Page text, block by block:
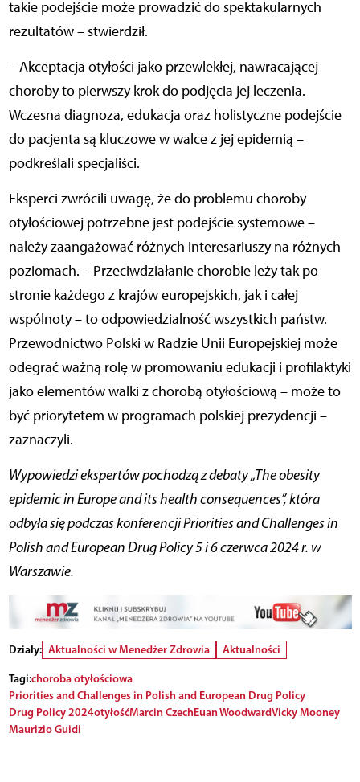
takie podejście może prowadzić do spektakularnych
rezultatów – stwierdził.
– Akceptacja otyłości jako przewlekłej, nawracającej
choroby to pierwszy krok do podjęcia jej leczenia.
Wczesna diagnoza, edukacja oraz holistyczne podejście
do pacjenta są kluczowe w walce z jej epidemią –
podkreślali specjaliści.
Eksperci zwrócili uwagę, że do problemu choroby
otyłościowej potrzebne jest podejście systemowe –
należy zaangażować różnych interesariuszy na różnych
poziomach. – Przeciwdziałanie chorobie leży tak po
stronie każdego z krajów europejskich, jak i całej
wspólnoty – to odpowiedzialność wszystkich państw.
Przewodnictwo Polski w Radzie Unii Europejskiej może
odegrać ważną rolę w promowaniu edukacji i profilaktyki
jako elementów walki z chorobą otyłościową – może to
być priorytetem w programach polskiej prezydencji –
zaznaczyli.
Wypowiedzi ekspertów pochodzą z debaty „The obesity
epidemic in Europe and its health consequences”, która
odbyła się podczas konferencji Priorities and Challenges in
Polish and European Drug Policy 5 i 6 czerwca 2024 r. w
Warszawie.
Działy: Aktualności w Menedżer Zdrowia
Aktualności
Tagi:choroba otyłościowa
Priorities and Challenges in Polish and European Drug Policy
Drug Policy 2024otyłośćMarcin CzechEuan WoodwardVicky Mooney
Maurizio Guidi